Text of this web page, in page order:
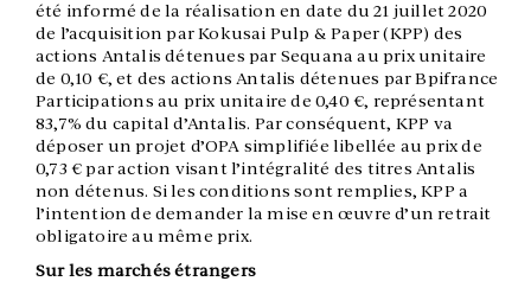
été informé de la réalisation en date du 21 juillet 2020
de l’acquisition par Kokusai Pulp & Paper (KPP) des
actions Antalis détenues par Sequana au prix unitaire
de 0,10 €, et des actions Antalis détenues par Bpifrance
Participations au prix unitaire de 0,40 €, représentant
83,7% du capital d’Antalis. Par conséquent, KPP va
déposer un projet d’OPA simplifiée libellée au prix de
0,73 € par action visant l’intégralité des titres Antalis
non détenus. Si les conditions sont remplies, KPP a
l’intention de demander la mise en œuvre d’un retrait
obligatoire au même prix.
Sur les marchés étrangers